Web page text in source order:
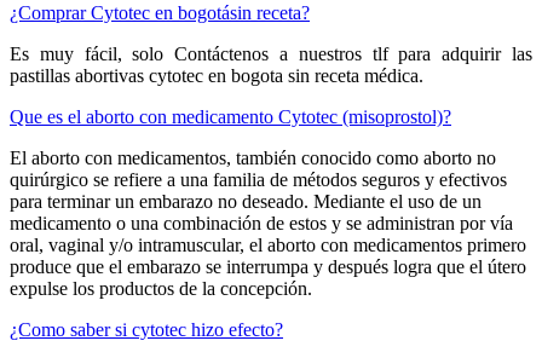
¿Comprar Cytotec en bogotásin receta?
Es muy fácil, solo Contáctenos a nuestros tlf para adquirir las
pastillas abortivas cytotec en bogota sin receta médica.
Que es el aborto con medicamento Cytotec (misoprostol)?
El aborto con medicamentos, también conocido como aborto no
quirúrgico se refiere a una familia de métodos seguros y efectivos
para terminar un embarazo no deseado. Mediante el uso de un
medicamento o una combinación de estos y se administran por vía
oral, vaginal y/o intramuscular, el aborto con medicamentos primero
produce que el embarazo se interrumpa y después logra que el útero
expulse los productos de la concepción.
¿Como saber si cytotec hizo efecto?